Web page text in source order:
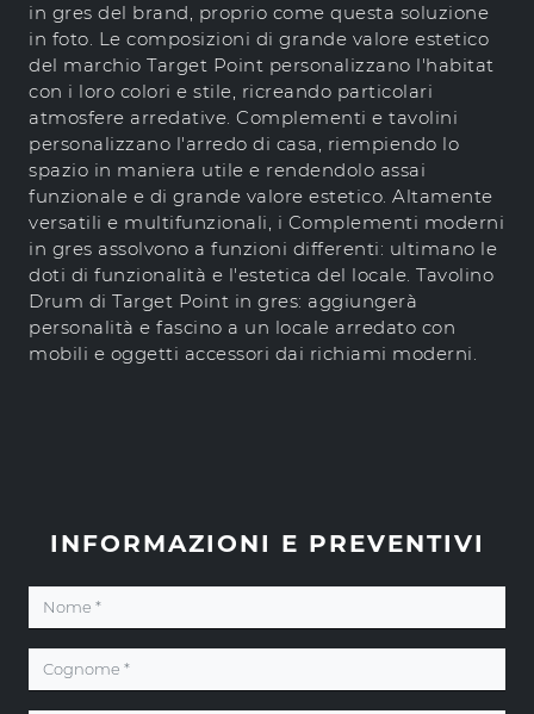
in gres del brand, proprio come questa soluzione
in foto. Le composizioni di grande valore estetico
del marchio Target Point personalizzano l'habitat
con i loro colori e stile, ricreando particolari
atmosfere arredative. Complementi e tavolini
personalizzano l'arredo di casa, riempiendo lo
spazio in maniera utile e rendendolo assai
funzionale e di grande valore estetico. Altamente
versatili e multifunzionali, i Complementi moderni
in gres assolvono a funzioni differenti: ultimano le
doti di funzionalità e l'estetica del locale. Tavolino
Drum di Target Point in gres: aggiungerà
personalità e fascino a un locale arredato con
mobili e oggetti accessori dai richiami moderni.
INFORMAZIONI E PREVENTIVI